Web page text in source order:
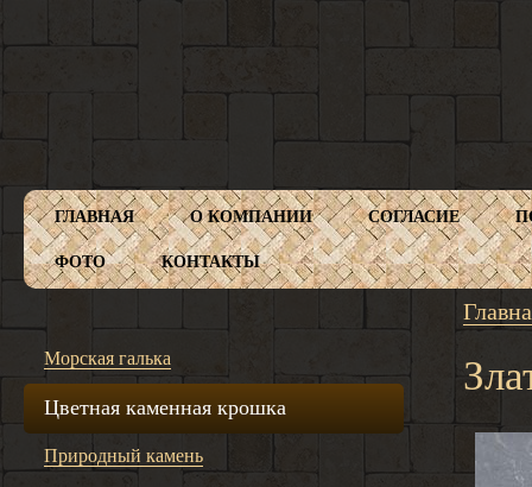
ГЛАВНАЯ О КОМПАНИИ СОГЛАСИЕ
ФОТО КОНТАКТЫ
Морская галька
Цветная каменная крошка
Природный камень